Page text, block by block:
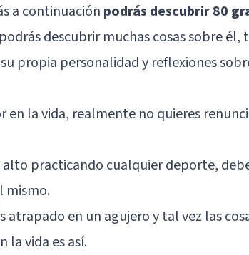
a continuación podrás descubrir 80
descubrir muchas cosas sobre él,
propia personalidad y reflexiones
en la vida, realmente no quieres
practicando cualquier deporte,
mismo.
atrapado en un agujero y tal vez las
la vida es así.